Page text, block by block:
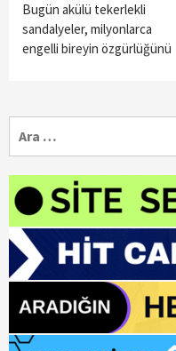
Bugün akülü tekerlekli
sandalyeler, milyonlarca
engelli bireyin özgürlüğünü